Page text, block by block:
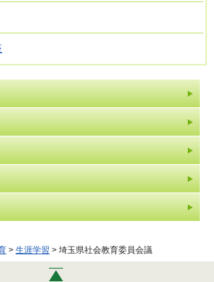
> 生涯学習 > 埼玉県社会教育委員会議